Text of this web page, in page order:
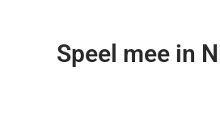
Speel mee in